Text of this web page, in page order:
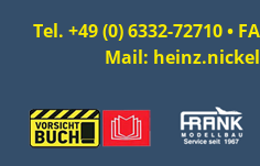
Tel. +49 (0) 6332-72710 •
Mail: